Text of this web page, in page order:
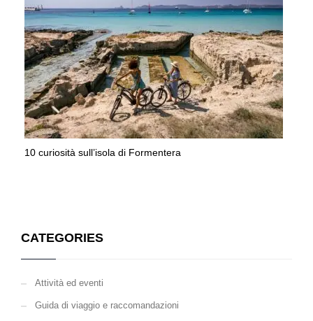
10 curiosità sull’isola di Formentera
CATEGORIES
Attività ed eventi
Guida di viaggio e raccomandazioni